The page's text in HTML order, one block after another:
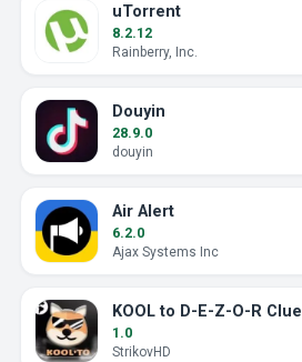
uTorrent
8.2.12
Rainberry, Inc.
Douyin
28.9.0
douyin
Air Alert
6.2.0
Ajax Systems Inc
KOOL to D-E-Z-O-R Clue
1.0
StrikovHD